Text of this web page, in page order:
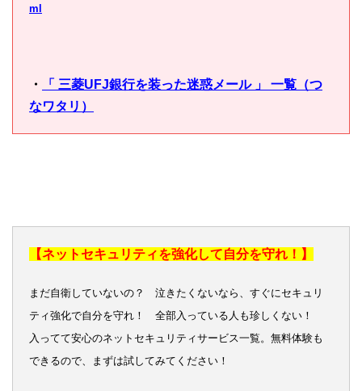
ml
・
「 三菱UFJ銀行を装った迷惑メール 」 一覧（つ
なワタリ）
【ネットセキュリティを強化して自分を守れ！】
まだ自衛していないの？ 泣きたくないなら、すぐにセキュリ
ティ強化で自分を守れ！ 全部入っている人も珍しくない！
入ってて安心のネットセキュリティサービス一覧。無料体験も
できるので、まずは試してみてください！